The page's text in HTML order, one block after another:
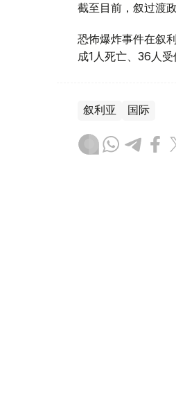
截至目前，叙过渡
恐怖爆炸事件在叙
成1人死亡、36人受
叙利亚 国际